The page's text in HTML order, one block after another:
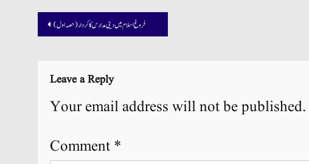
Post
فروغ اسلام میں دینی مدارس کا کردار(حصہ اول)
Leave a Reply
Your email address will not be published.
Comment *